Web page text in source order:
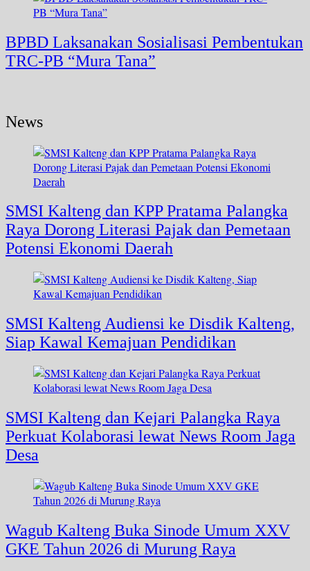
BPBD Laksanakan Sosialisasi Pembentukan
TRC-PB “Mura Tana”
News
SMSI Kalteng dan KPP Pratama Palangka
Raya Dorong Literasi Pajak dan Pemetaan
Potensi Ekonomi Daerah
SMSI Kalteng Audiensi ke Disdik Kalteng,
Siap Kawal Kemajuan Pendidikan
SMSI Kalteng dan Kejari Palangka Raya
Perkuat Kolaborasi lewat News Room Jaga
Desa
Wagub Kalteng Buka Sinode Umum XXV
GKE Tahun 2026 di Murung Raya